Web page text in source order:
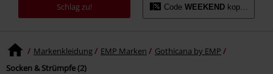
Schlag zu! Code WEEKEND kopieren
Markenkleidung EMP Marken
Gothicana by EMP
Socken & Strümpfe (2)